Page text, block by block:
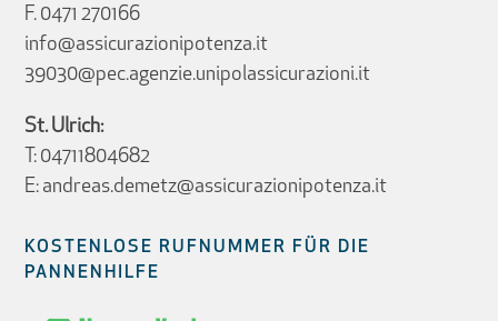
F. 0471 270166
info@assicurazionipotenza.it
39030@pec.agenzie.unipolassicurazioni.it
St. Ulrich:
T: 04711804682
E: andreas.demetz@assicurazionipotenza.it
KOSTENLOSE RUFNUMMER FÜR DIE
PANNENHILFE